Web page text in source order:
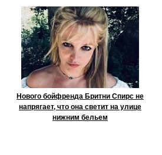
Нового бойфренда Бритни Спирс не
напрягает, что она светит на улице
нижним бельем